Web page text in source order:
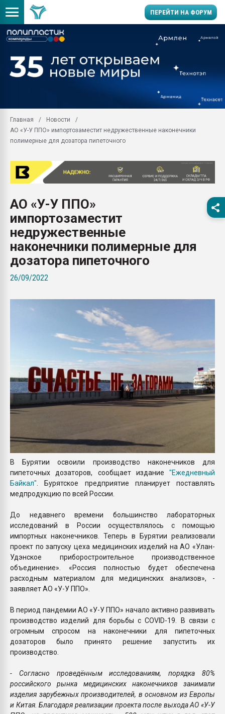
ПЕРЕЙТИ НА ФОРУМ
производство SPC
заводу пластмасс"
28.07.2026
первый план в
28.07.2026
ситуацией на
бутылок
Главная
Новости
АО «У-У ППО» импортозаместит недружественные наконечники
полимерные для дозатора пипеточного
АО «У-У ППО»
импортозаместит
недружественные
наконечники полимерные для
дозатора пипеточного
26/09/2022
В Бурятии освоили производство наконечников для
пипеточных дозаторов, сообщает издание "Ежедневный
Байкал" . Бурятское предприятие планирует поставлять
медпродукцию по всей России.
До недавнего времени большинство лабораторных
исследований в России осуществлялось с помощью
импортных наконечников. Теперь в Бурятии реализовали
проект по запуску цеха медицинских изделий на АО «Улан-
Удэнское приборостроительное производственное
объединение». «Россия полностью будет обеспечена
расходным материалом для медицинских анализов», -
заявляет АО «У-У ППО».
В период пандемии АО «У-У ППО» начало активно развивать
производство изделий для борьбы с COVID-19. В связи с
огромным спросом на наконечники для пипеточных
дозаторов было принято решение запустить их
производство.
- Согласно проведённым исследованиям, порядка 80%
российского рынка медицинских наконечников занимали
изделия зарубежных производителей, в основном из Европы
и Китая. Благодаря реализации проекта после выхода АО «У-У